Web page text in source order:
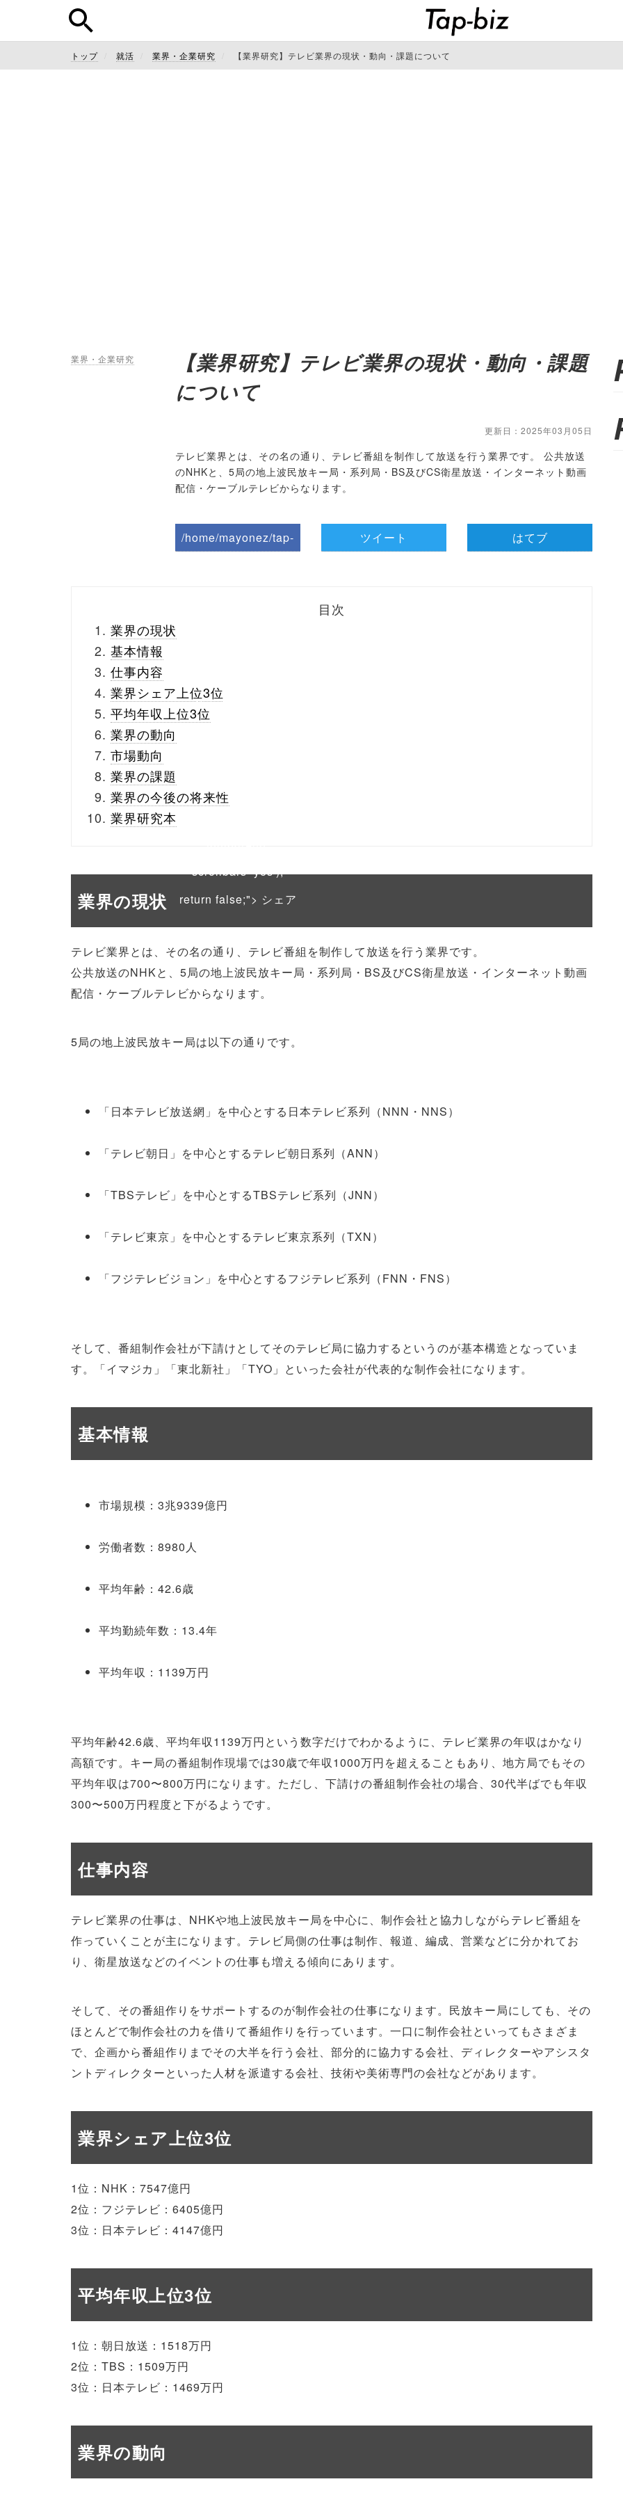
トップ 就活 業界・企業研究 【業界研究】テレビ業界の現状・動向・課題について
業界・企業研究
【業界研究】テレビ業界の現状・動向・課題
について
更新日：2025年03月05日
テレビ業界とは、その名の通り、テレビ番組を制作して放送を行う業界です。 公共放送
のNHKと、5局の地上波民放キー局・系列局・BS及びCS衛星放送・インターネット動画
配信・ケーブルテレビからなります。
/home/mayonez/tap-
onclick="window.open
height=450,
scrollbars=yes');
return false;"> シェア
ツイート はてブ
目次
業界の現状
基本情報
仕事内容
業界シェア上位3位
平均年収上位3位
業界の動向
市場動向
業界の課題
業界の今後の将来性
業界研究本
業界の現状
テレビ業界とは、その名の通り、テレビ番組を制作して放送を行う業界です。
公共放送のNHKと、5局の地上波民放キー局・系列局・BS及びCS衛星放送・インターネット動画
配信・ケーブルテレビからなります。
5局の地上波民放キー局は以下の通りです。
「日本テレビ放送網」を中心とする日本テレビ系列（NNN・NNS）
「テレビ朝日」を中心とするテレビ朝日系列（ANN）
「TBSテレビ」を中心とするTBSテレビ系列（JNN）
「テレビ東京」を中心とするテレビ東京系列（TXN）
「フジテレビジョン」を中心とするフジテレビ系列（FNN・FNS）
そして、番組制作会社が下請けとしてそのテレビ局に協力するというのが基本構造となっていま
す。「イマジカ」「東北新社」「TYO」といった会社が代表的な制作会社になります。
基本情報
市場規模：3兆9339億円
労働者数：8980人
平均年齢：42.6歳
平均勤続年数：13.4年
平均年収：1139万円
平均年齢42.6歳、平均年収1139万円という数字だけでわかるように、テレビ業界の年収はかなり
高額です。キー局の番組制作現場では30歳で年収1000万円を超えることもあり、地方局でもその
平均年収は700〜800万円になります。ただし、下請けの番組制作会社の場合、30代半ばでも年収
300〜500万円程度と下がるようです。
仕事内容
テレビ業界の仕事は、NHKや地上波民放キー局を中心に、制作会社と協力しながらテレビ番組を
作っていくことが主になります。テレビ局側の仕事は制作、報道、編成、営業などに分かれてお
り、衛星放送などのイベントの仕事も増える傾向にあります。
そして、その番組作りをサポートするのが制作会社の仕事になります。民放キー局にしても、その
ほとんどで制作会社の力を借りて番組作りを行っています。一口に制作会社といってもさまざま
で、企画から番組作りまでその大半を行う会社、部分的に協力する会社、ディレクターやアシスタ
ントディレクターといった人材を派遣する会社、技術や美術専門の会社などがあります。
業界シェア上位3位
1位：NHK：7547億円
2位：フジテレビ：6405億円
3位：日本テレビ：4147億円
平均年収上位3位
1位：朝日放送：1518万円
2位：TBS：1509万円
3位：日本テレビ：1469万円
業界の動向